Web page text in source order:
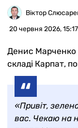
РІЗНЕ
БУКМЕКЕРИ
Віктор
20 червня 2026, 15:17
Денис Марченко
складі Карпат,
«Привіт,
вас. Чекаю на